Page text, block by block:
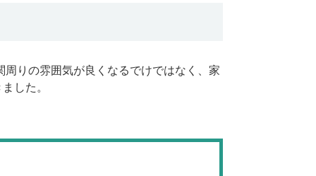
りの雰囲気が良くなるでけではなく、家
した。